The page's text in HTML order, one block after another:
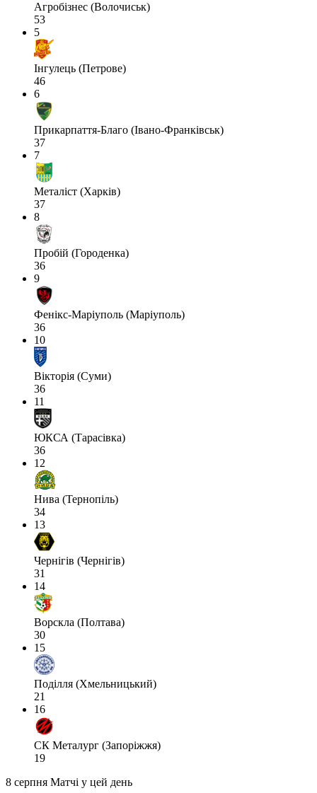
Агробізнес (Волочиськ)
53
5
Інгулець (Петрове)
46
6
Прикарпаття-Благо (Івано-Франківськ)
37
7
Металіст (Харків)
37
8
Пробій (Городенка)
36
9
Фенікс-Маріуполь (Маріуполь)
36
10
Вікторія (Суми)
36
11
ЮКСА (Тарасівка)
36
12
Нива (Тернопіль)
34
13
Чернігів (Чернігів)
31
14
Ворскла (Полтава)
30
15
Поділля (Хмельницький)
21
16
СК Металург (Запоріжжя)
19
8 серпня Матчі у цей день